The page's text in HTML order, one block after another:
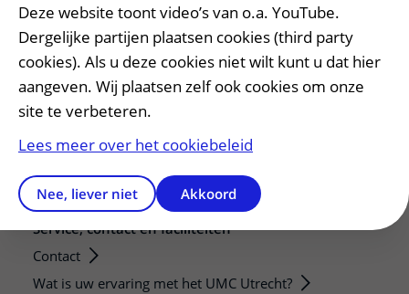
Research technologies
Verwijzers
Mijn patiënt verwijzen
Diagnostiek aanvragen
Zorgverlenersportaal
Service, contact en faciliteiten
Contact
Wat is uw ervaring met het UMC Utrecht?
Deze website toont video’s van o.a. YouTube.
Dergelijke partijen plaatsen cookies (third party
cookies). Als u deze cookies niet wilt kunt u dat hier
aangeven. Wij plaatsen zelf ook cookies om onze
site te verbeteren.
Lees meer over het cookiebeleid
Nee, liever niet Akkoord